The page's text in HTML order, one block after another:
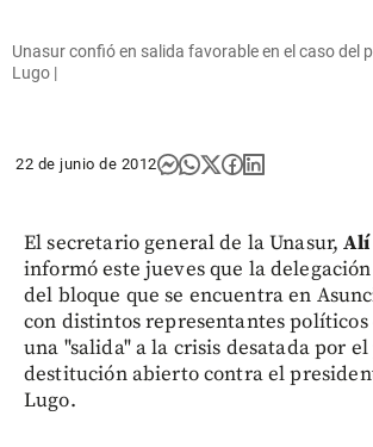
Unasur confió en salida favorable en el caso del
Lugo |
22 de junio de 2012
El secretario general de la Unasur,Alí
informó este jueves que la
del bloque que se encuentra en
con distintos representantes políticos
una "salida" a la crisis desatada por el
destitución abierto contra el
Lugo.